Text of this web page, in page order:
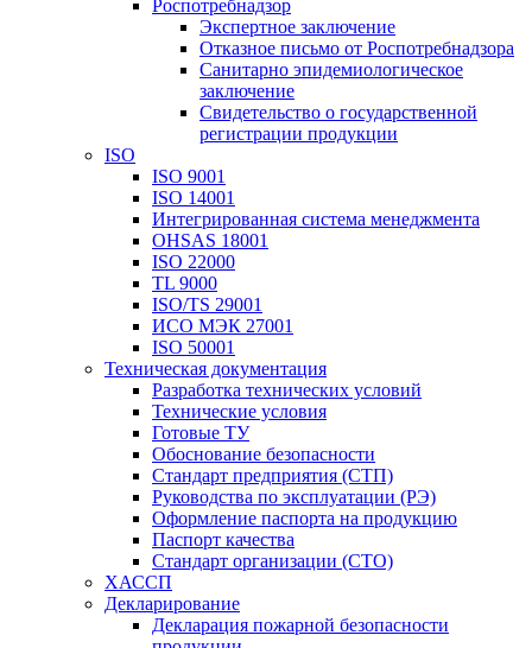
Роспотребнадзор
Экспертное заключение
Отказное письмо от Роспотребнадзора
Санитарно эпидемиологическое
заключение
Свидетельство о государственной
регистрации продукции
ISO
ISO 9001
ISO 14001
Интегрированная система менеджмента
OHSAS 18001
ISO 22000
TL 9000
ISO/TS 29001
ИСО МЭК 27001
ISO 50001
Техническая документация
Разработка технических условий
Технические условия
Готовые ТУ
Обоснование безопасности
Стандарт предприятия (СТП)
Руководства по эксплуатации (РЭ)
Оформление паспорта на продукцию
Паспорт качества
Стандарт организации (СТО)
ХАССП
Декларирование
Декларация пожарной безопасности